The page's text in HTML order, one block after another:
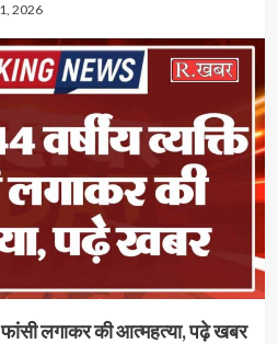
2026
फांसी लगाकर की आत्महत्या, पढ़े खबर